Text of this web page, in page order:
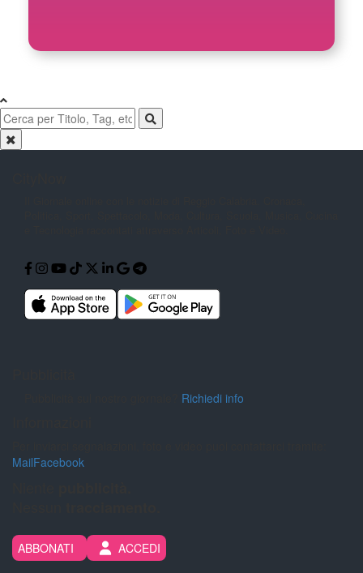
Richiedi info
MailFacebook
ABBONATI ACCEDI